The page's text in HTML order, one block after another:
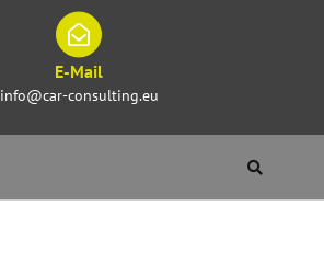
E-Mail
info@car-consulting.eu